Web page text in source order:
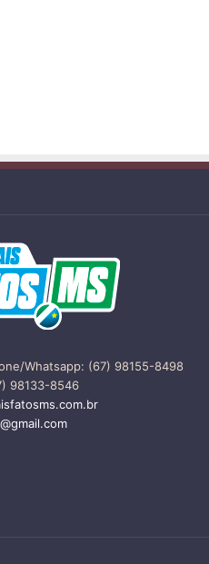
Whatsapp: (67) 98155-8498
98133-8546